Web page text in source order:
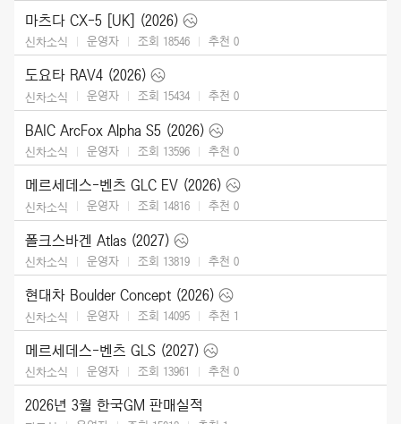
마츠다 CX-5 [UK] (2026)
신차소식 운영자 조회 18546 추천 0
도요타 RAV4 (2026)
신차소식 운영자 조회 15434 추천 0
BAIC ArcFox Alpha S5 (2026)
신차소식 운영자 조회 13596 추천 0
메르세데스-벤츠 GLC EV (2026)
신차소식 운영자 조회 14816 추천 0
폴크스바겐 Atlas (2027)
신차소식 운영자 조회 13819 추천 0
현대차 Boulder Concept (2026)
신차소식 운영자 조회 14095 추천 1
메르세데스-벤츠 GLS (2027)
신차소식 운영자 조회 13961 추천 0
2026년 3월 한국GM 판매실적